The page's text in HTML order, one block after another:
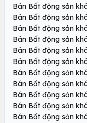
Bán Bất động sản
Bán Bất động sản
Bán Bất động sản
Bán Bất động sản
Bán Bất động sản
Bán Bất động sản
Bán Bất động sản
Bán Bất động sản
Bán Bất động sản
Bán Bất động sản
Bán Bất động sản